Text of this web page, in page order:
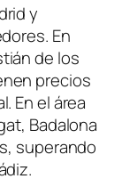
y
En
de los
precios
En el área
Badalona
superando